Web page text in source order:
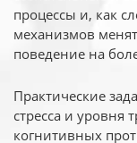
процессы и, как
механизмов
поведение на
Практические
стресса и уровня
когнитивных